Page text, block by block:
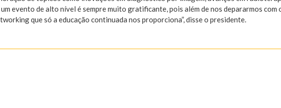
evento de alto nível é sempre muito gratificante, pois além de nos depararmos com
que só a educação continuada nos proporciona”, disse o presidente.